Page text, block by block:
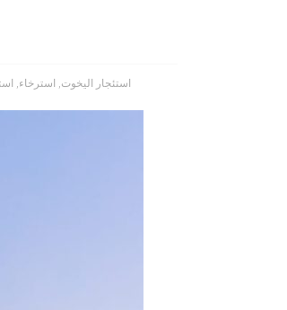
استئجار اليخوت, استرخاء,